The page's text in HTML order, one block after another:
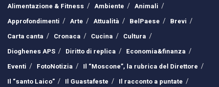
Alimentazione & Fitness
Ambiente
Animali
Approfondimenti
Arte Attualità BelPaese
Brevi
Carta canta
Cronaca Cucina
Cultura
Dioghenes APS
Diritto di replica
Economia&finanza
Eventi
FotoNotizia
Il “Moscone”, la rubrica del Direttore
Il “santo Laico”
Il Guastafeste
Il racconto a puntate